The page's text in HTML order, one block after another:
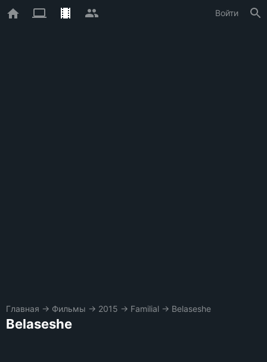
Войти
Главная → Фильмы → 2015 → Familial → Belaseshe
Belaseshe